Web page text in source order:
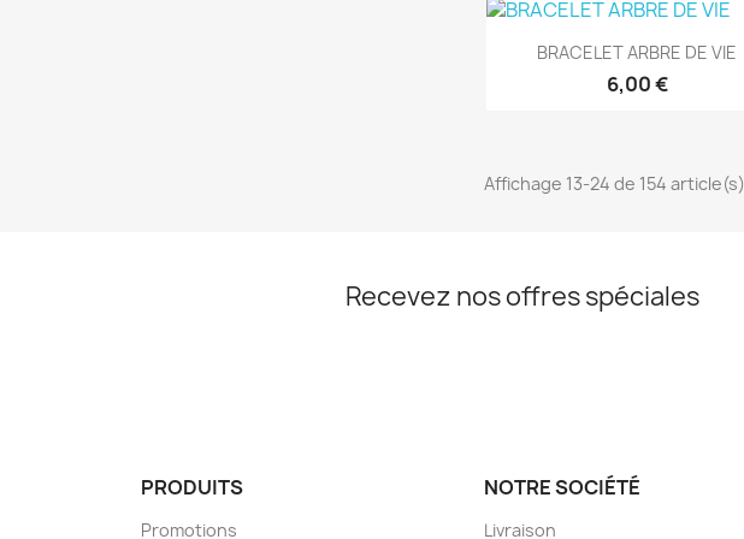
Aperçu rapide
BRACELET ARBRE DE VIE
6,00 €
Affichage 13-24 de 154 article(s)
Recevez nos offres spéciales
PRODUITS
Promotions
NOTRE SOCIÉTÉ
Livraison